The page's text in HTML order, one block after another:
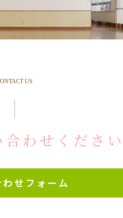
US
合わせくださ
せフォーム